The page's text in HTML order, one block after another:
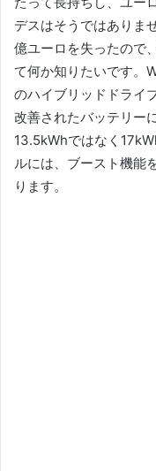
デスはそうではありま
億ユーロを失ったので
て何か知りたいです。
のハイブリッドドライ
改善されたバッテリー
13.5kWhではなく
ルには、ブースト機能
ります。